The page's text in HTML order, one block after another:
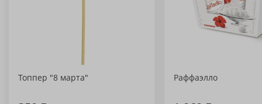
Топпер "8 марта" Раффаэлло